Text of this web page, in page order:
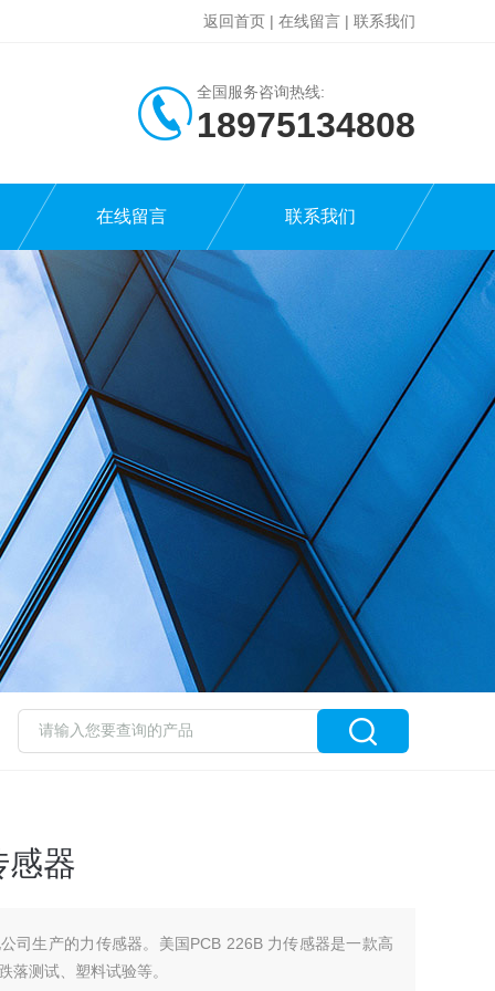
返回首页 | 在线留言 | 联系我们
全国服务咨询热线:
18975134808
在线留言 联系我们
感器
司生产的力传感器。美国PCB 226B 力传感器是一款高
落测试、塑料试验等。